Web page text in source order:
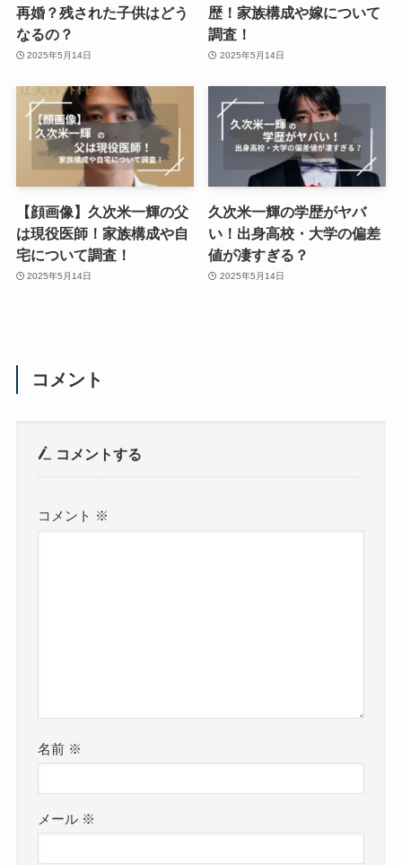
再婚？残された子供はどう
なるの？
2025年5月14日
歴！家族構成や嫁について
調査！
2025年5月14日
【顔画像】久次米一輝の父
は現役医師！家族構成や自
宅について調査！
2025年5月14日
久次米一輝の学歴がヤバ
い！出身高校・大学の偏差
値が凄すぎる？
2025年5月14日
コメント
コメントする
コメント ※
名前 ※
メール ※